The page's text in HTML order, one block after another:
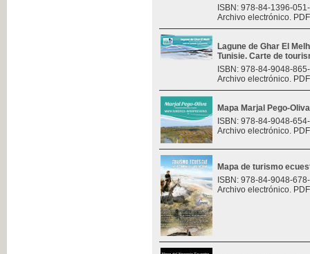
ISBN: 978-84-1396-
Archivo electrónico.
Lagune de Ghar El
Tunisie. Carte de
ISBN: 978-84-9048-
Archivo electrónico.
Mapa Marjal Pego-Oliva
ISBN: 978-84-9048-
Archivo electrónico.
Mapa de turismo
ISBN: 978-84-9048-
Archivo electrónico.